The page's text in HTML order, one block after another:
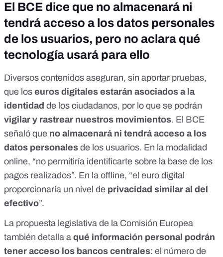
El BCE dice que no almacenará ni
tendrá acceso a los datos personales
de los usuarios, pero no aclara qué
tecnología usará para ello
Diversos contenidos aseguran, sin aportar pruebas,
que los euros digitales estarán asociados a la
identidad de los ciudadanos, por lo que se podrán
vigilar y rastrear nuestros movimientos. El BCE
señaló que no almacenará ni tendrá acceso a los
datos personales de los usuarios. En la modalidad
online, “no permitiría identificarte sobre la base de los
pagos realizados”. En la offline, “el euro digital
proporcionaría un nivel de privacidad similar al del
efectivo”.
La propuesta legislativa de la Comisión Europea
también detalla a qué información personal podrán
tener acceso los bancos centrales: el número de